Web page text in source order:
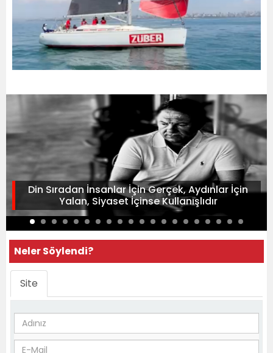
Din Sıradan İnsanlar İçin Gerçek, Aydınlar İçin
Yalan, Siyaset İçinse Kullanışlıdır
Neler Söylendi?
Site